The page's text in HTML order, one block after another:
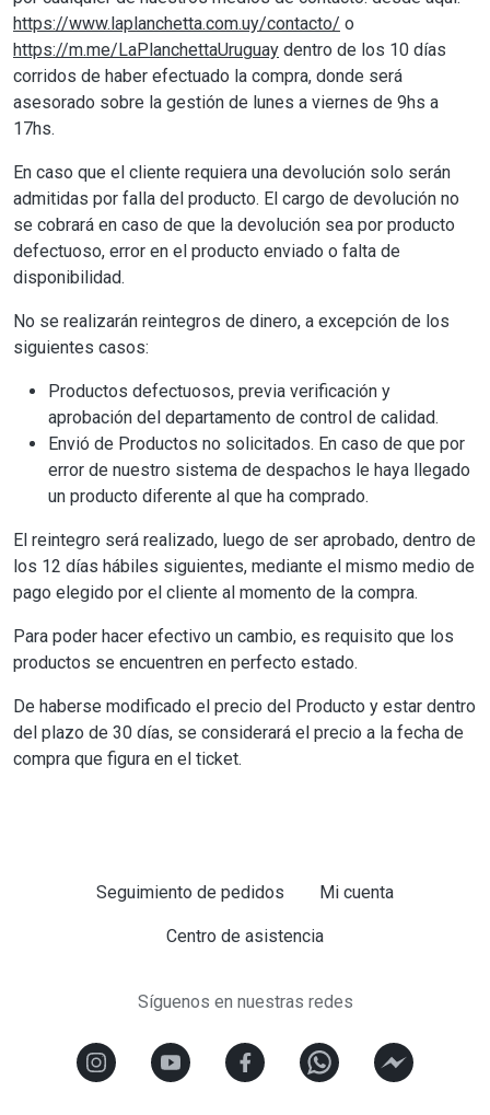
https://www.laplanchetta.com.uy/contacto/ o
https://m.me/LaPlanchettaUruguay dentro de los 10 días
corridos de haber efectuado la compra, donde será
asesorado sobre la gestión de lunes a viernes de 9hs a
17hs.
En caso que el cliente requiera una devolución solo serán
admitidas por falla del producto. El cargo de devolución no
se cobrará en caso de que la devolución sea por producto
defectuoso, error en el producto enviado o falta de
disponibilidad.
No se realizarán reintegros de dinero, a excepción de los
siguientes casos:
Productos defectuosos, previa verificación y
aprobación del departamento de control de calidad.
Envió de Productos no solicitados. En caso de que por
error de nuestro sistema de despachos le haya llegado
un producto diferente al que ha comprado.
El reintegro será realizado, luego de ser aprobado, dentro de
los 12 días hábiles siguientes, mediante el mismo medio de
pago elegido por el cliente al momento de la compra.
Para poder hacer efectivo un cambio, es requisito que los
productos se encuentren en perfecto estado.
De haberse modificado el precio del Producto y estar dentro
del plazo de 30 días, se considerará el precio a la fecha de
compra que figura en el ticket.
Seguimiento de pedidos Mi cuenta
Centro de asistencia
Síguenos en nuestras redes